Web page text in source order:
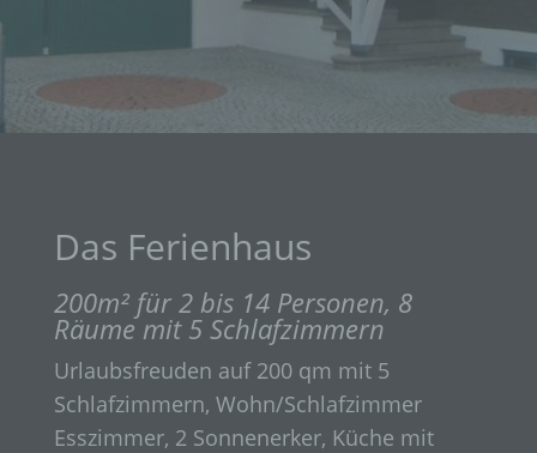
Das Ferienhaus
200m² für 2 bis 14 Personen, 8
Räume mit 5 Schlafzimmern
Urlaubsfreuden auf 200 qm mit 5
Schlafzimmern, Wohn/Schlafzimmer
Esszimmer, 2 Sonnenerker, Küche mit